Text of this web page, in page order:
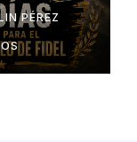
PÉREZ